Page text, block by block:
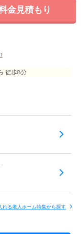
金見積もり
徒歩8分
れる老人ホーム特集から探す